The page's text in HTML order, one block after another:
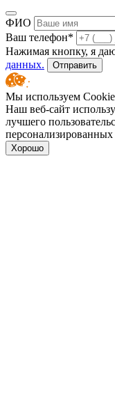
ФИО
Ваш телефон*
Нажимая кнопку, я
данных.
Отправить
Мы используем
Наш веб-сайт
лучшего
персонализированных
Хорошо